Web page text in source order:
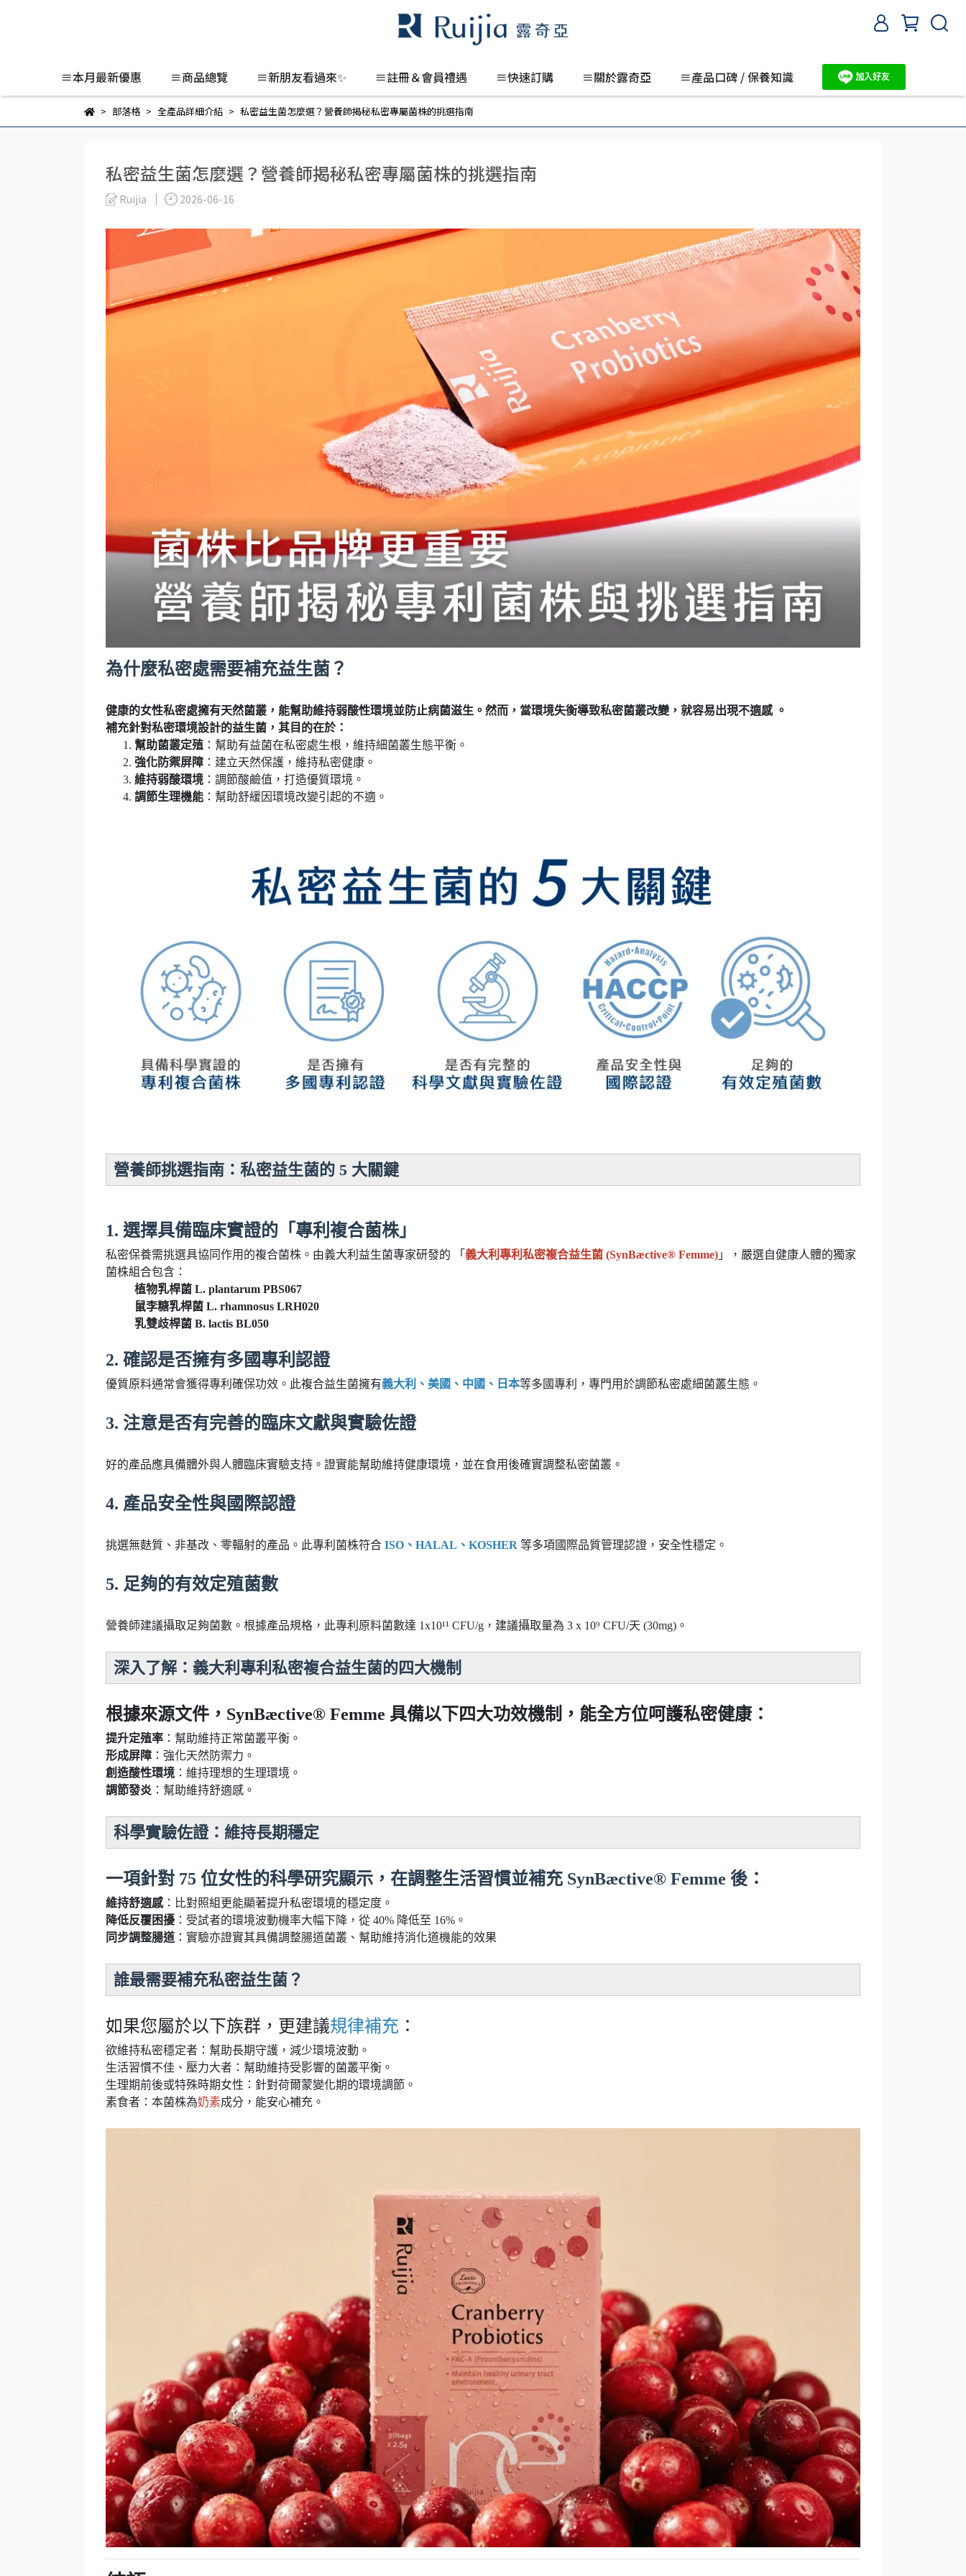
≡本月最新優惠 ≡商品總覽 ≡新朋友看過來✨ ≡註冊＆會員禮遇 ≡快速訂購 ≡關於露奇亞 ≡產品口碑 / 保養知識
部落格 全產品詳細介紹 私密益生菌怎麼選？營養師揭秘私密專屬菌株的挑選指南
私密益生菌怎麼選？營養師揭秘私密專屬菌株的挑選指南
Ruijia 2026-06-16
為什麼私密處需要補充益生菌？
健康的女性私密處擁有天然菌叢，能幫助維持弱酸性環境並防止病菌滋生。然而，當環境失衡導致私密菌叢改變，就容易出現不適感 。
補充針對私密環境設計的益生菌，其目的在於：
幫助菌叢定殖 ：幫助有益菌在私密處生根，維持細菌叢生態平衡。
強化防禦屏障 ：建立天然保護，維持私密健康。
維持弱酸環境 ：調節酸鹼值，打造優質環境。
調節生理機能 ：幫助舒緩因環境改變引起的不適。
營養師挑選指南：私密益生菌的 5 大關鍵
1. 選擇具備臨床實證的「專利複合菌株」
私密保養需挑選具協同作用的複合菌株。由義大利益生菌專家研發的 「 義大利專利私密複合益生菌 (SynBæctive® Femme) 」，嚴選自健康人體的獨家
菌株組合包含：
植物乳桿菌 L. plantarum PBS067
鼠李糖乳桿菌 L. rhamnosus LRH020
乳雙歧桿菌 B. lactis BL050
2. 確認是否擁有多國專利認證
優質原料通常會獲得專利確保功效。此複合益生菌擁有義大利、美國、中國、日本等多國專利，專門用於調節私密處細菌叢生態。
3. 注意是否有完善的臨床文獻與實驗佐證
好的產品應具備體外與人體臨床實驗支持。證實能幫助維持健康環境，並在食用後確實調整私密菌叢。
4. 產品安全性與國際認證
挑選無麩質、非基改、零輻射的產品。此專利菌株符合 ISO、HALAL、KOSHER 等多項國際品質管理認證，安全性穩定。
5. 足夠的有效定殖菌數
營養師建議攝取足夠菌數。根據產品規格，此專利原料菌數達 1x10¹¹ CFU/g，建議攝取量為 3 x 10⁹ CFU/天 (30mg)。
深入了解：義大利專利私密複合益生菌的四大機制
根據來源文件，SynBæctive® Femme 具備以下四大功效機制，能全方位呵護私密健康：
提升定殖率 ：幫助維持正常菌叢平衡。
形成屏障 ：強化天然防禦力。
創造酸性環境 ：維持理想的生理環境。
調節發炎 ：幫助維持舒適感。
科學實驗佐證：維持長期穩定
一項針對 75 位女性的科學研究顯示，在調整生活習慣並補充 SynBæctive® Femme 後：
維持舒適感：比對照組更能顯著提升私密環境的穩定度。
降低反覆困擾 ：受試者的環境波動機率大幅下降，從 40% 降低至 16%。
同步調整腸道 ：實驗亦證實其具備調整腸道菌叢、幫助維持消化道機能的效果
誰最需要補充私密益生菌？
如果您屬於以下族群，更建議規律補充 ：
欲維持私密穩定者：幫助長期守護，減少環境波動。
生活習慣不佳、壓力大者：幫助維持受影響的菌叢平衡。
生理期前後或特殊時期女性：針對荷爾蒙變化期的環境調節。
素食者：本菌株為奶素成分，能安心補充。